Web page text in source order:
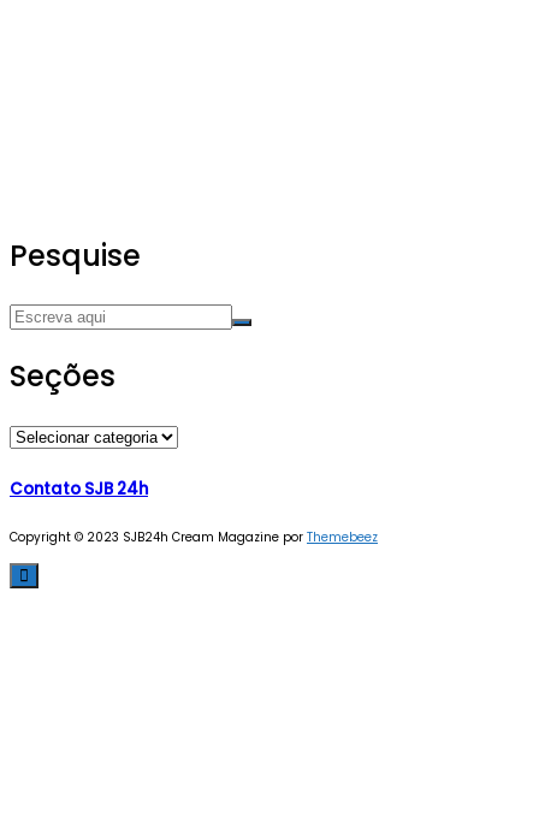
Pesquise
Seções
Seções
Contato SJB 24h
Copyright © 2023 SJB24h Cream Magazine por Themebeez